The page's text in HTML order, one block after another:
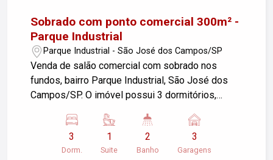
Sobrado com ponto comercial 300m² -
Parque Industrial
Parque Industrial - São José dos Campos/SP
Venda de salão comercial com sobrado nos
fundos, bairro Parque Industrial, São José dos
Campos/SP. O imóvel possui 3 dormitórios,
área construída de 300m², em um terreno de
315,00 m². Ideal para quem busca espaço e a
possibilidade de empreender. Não perca essa
3
Dorm.
1
Suite
2
Banho
3
Garagens